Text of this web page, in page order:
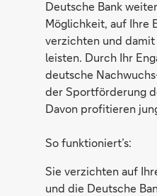
Deutsche Bank
Möglichkeit, auf Ihre
verzichten und
leisten. Durch Ihr
deutsche
der Sportförderung
Davon profitieren
So funktioniert’s:
Sie verzichten auf
und die Deutsche